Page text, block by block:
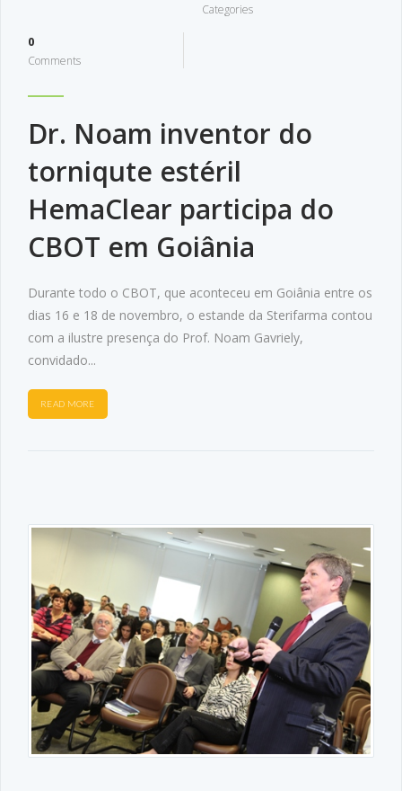
Categories
0
Comments
Dr. Noam inventor do
torniqute estéril
HemaClear participa do
CBOT em Goiânia
Durante todo o CBOT, que aconteceu em Goiânia entre os
dias 16 e 18 de novembro, o estande da Sterifarma contou
com a ilustre presença do Prof. Noam Gavriely,
convidado...
READ MORE